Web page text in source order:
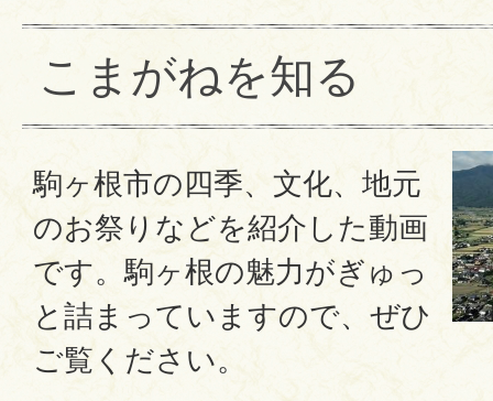
こまがねを知る
駒ヶ根市の四季、文化、地元
のお祭りなどを紹介した動画
です。駒ヶ根の魅力がぎゅっ
と詰まっていますので、ぜひ
ご覧ください。